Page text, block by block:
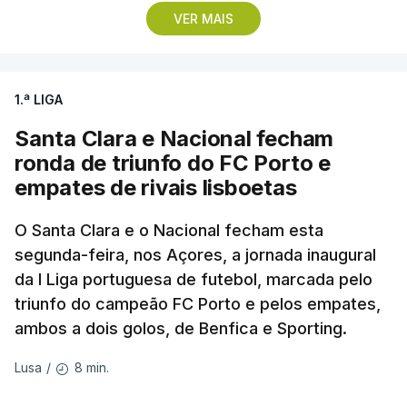
VER MAIS
Vencedor das edições de 2024 e de 2025 e mais
para tentar encurtar a diferença para o colega de
equipa, embora seja improvável anular 01.26
minutos numa distância tão curta.
O brasileiro Felipe Marques (Localiza Meoo-Swift
Pro Cycling) é o 113.º classificado da Volta e o
primeiro a realizar o contrarrelógio, saindo para a
estrada às 15:05.
Os corredores partem separados por um minuto,
1.ª LIGA
Santa Clara e Nacional fecham
ronda de triunfo do FC Porto e
empates de rivais lisboetas
O Santa Clara e o Nacional fecham esta
segunda-feira, nos Açores, a jornada inaugural
da I Liga portuguesa de futebol, marcada pelo
triunfo do campeão FC Porto e pelos empates,
ambos a dois golos, de Benfica e Sporting.
Lusa / 8 min.